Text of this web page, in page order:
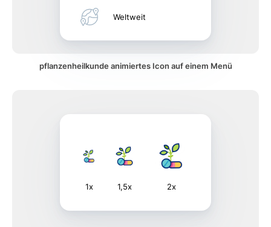
Weltweit
pflanzenheilkunde animiertes Icon auf einem Menü
1x 1,5x 2x